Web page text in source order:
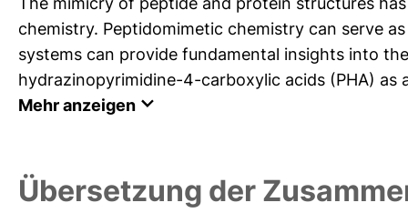
chemistry. Peptidomimetic chemistry can serve
systems can provide fundamental insights into
hydrazinopyrimidine-4-carboxylic acids (PHA)
Mehr anzeigen
Übersetzung der